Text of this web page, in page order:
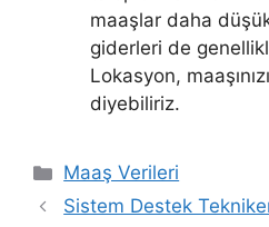
maaşlar daha
giderleri de
Lokasyon,
diyebiliriz.
Kategoriler
Maaş Verileri
Sistem Destek